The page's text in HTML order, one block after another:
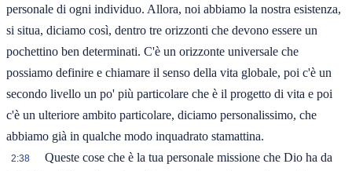
personale di ogni individuo. Allora, noi abbiamo la nostra esistenza,
si situa, diciamo così, dentro tre orizzonti che devono essere un
pochettino ben determinati. C'è un orizzonte universale che
possiamo definire e chiamare il senso della vita globale, poi c'è un
secondo livello un po' più particolare che è il progetto di vita e poi
c'è un ulteriore ambito particolare, diciamo personalissimo, che
abbiamo già in qualche modo inquadrato stamattina.
2:38
Queste cose che è la tua personale missione che Dio ha da